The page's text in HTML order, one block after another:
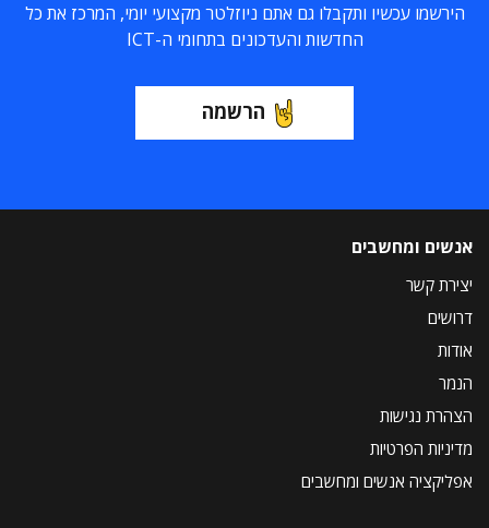
הירשמו עכשיו ותקבלו גם אתם ניוזלטר מקצועי יומי, המרכז את כל
החדשות והעדכונים בתחומי ה-ICT
הרשמה
אנשים ומחשבים
יצירת קשר
דרושים
אודות
הנמר
הצהרת נגישות
מדיניות הפרטיות
אפליקציה אנשים ומחשבים